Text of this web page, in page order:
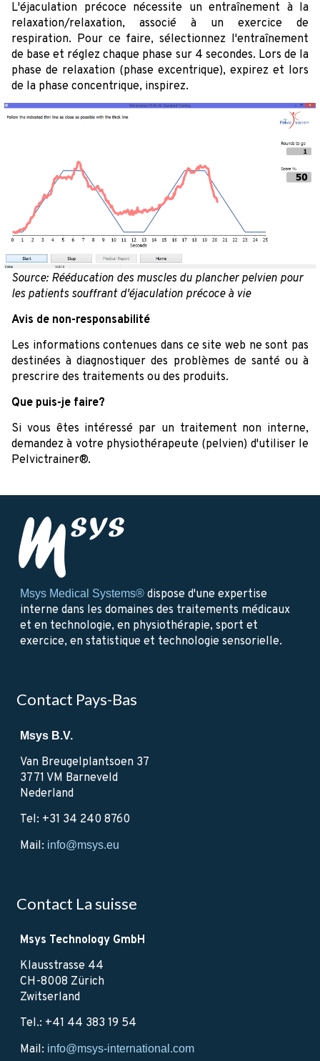
L'éjaculation précoce nécessite un entraînement à la
relaxation/relaxation, associé à un exercice de
respiration. Pour ce faire, sélectionnez l'entraînement
de base et réglez chaque phase sur 4 secondes. Lors de la
phase de relaxation (phase excentrique), expirez et lors
de la phase concentrique, inspirez.
Source: Rééducation des muscles du plancher pelvien pour
les patients souffrant d'éjaculation précoce à vie
Avis de non-responsabilité
Les informations contenues dans ce site web ne sont pas
destinées à diagnostiquer des problèmes de santé ou à
prescrire des traitements ou des produits.
Que puis-je faire?
Si vous êtes intéressé par un traitement non interne,
demandez à votre physiothérapeute (pelvien) d'utiliser le
Pelvictrainer®.
Msys Medical Systems® dispose d'une expertise
interne dans les domaines des traitements médicaux
et en technologie, en physiothérapie, sport et
exercice, en statistique et technologie sensorielle.
Contact Pays-Bas
Msys B.V.
Van Breugelplantsoen 37
3771 VM Barneveld
Nederland
Tel: +31 34 240 8760
Mail: info@msys.eu
Contact La suisse
Msys Technology GmbH
Klausstrasse 44
CH-8008 Zürich
Zwitserland
Tel.: +41 44 383 19 54
Mail: info@msys-international.com